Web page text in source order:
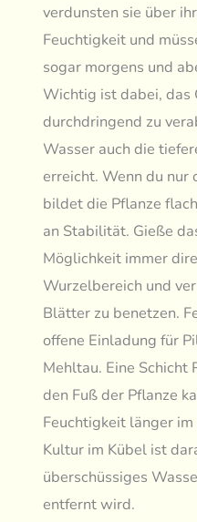
verdunsten sie über
Feuchtigkeit und
sogar morgens und
Wichtig ist dabei, das
durchdringend zu
Wasser auch die
erreicht. Wenn du nur
bildet die Pflanze
an Stabilität. Gieße
Möglichkeit immer
Wurzelbereich und
Blätter zu benetzen.
offene Einladung für
Mehltau. Eine Schicht
den Fuß der Pflanze
Feuchtigkeit länger
Kultur im Kübel ist
überschüssiges
entfernt wird.